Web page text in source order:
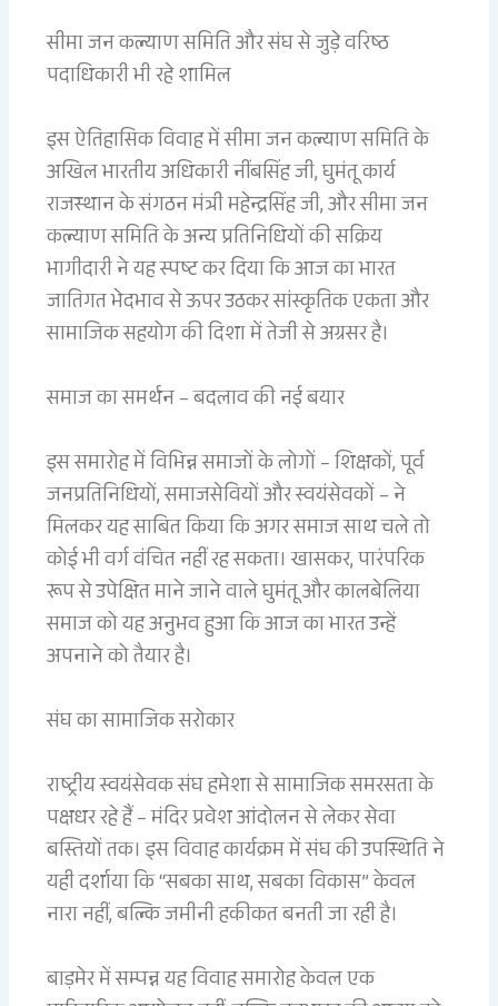
सीमा जन कल्याण समिति और संघ से जुड़े वरिष्ठ
पदाधिकारी भी रहे शामिल
इस ऐतिहासिक विवाह में सीमा जन कल्याण समिति के
अखिल भारतीय अधिकारी नींबसिंह जी, घुमंतू कार्य
राजस्थान के संगठन मंत्री महेन्द्रसिंह जी, और सीमा जन
कल्याण समिति के अन्य प्रतिनिधियों की सक्रिय
भागीदारी ने यह स्पष्ट कर दिया कि आज का भारत
जातिगत भेदभाव से ऊपर उठकर सांस्कृतिक एकता और
सामाजिक सहयोग की दिशा में तेजी से अग्रसर है।
समाज का समर्थन – बदलाव की नई बयार
इस समारोह में विभिन्न समाजों के लोगों – शिक्षकों, पूर्व
जनप्रतिनिधियों, समाजसेवियों और स्वयंसेवकों – ने
मिलकर यह साबित किया कि अगर समाज साथ चले तो
कोई भी वर्ग वंचित नहीं रह सकता। खासकर, पारंपरिक
रूप से उपेक्षित माने जाने वाले घुमंतू और कालबेलिया
समाज को यह अनुभव हुआ कि आज का भारत उन्हें
अपनाने को तैयार है।
संघ का सामाजिक सरोकार
राष्ट्रीय स्वयंसेवक संघ हमेशा से सामाजिक समरसता के
पक्षधर रहे हैं – मंदिर प्रवेश आंदोलन से लेकर सेवा
बस्तियों तक। इस विवाह कार्यक्रम में संघ की उपस्थिति ने
यही दर्शाया कि “सबका साथ, सबका विकास” केवल
नारा नहीं, बल्कि जमीनी हकीकत बनती जा रही है।
बाड़मेर में सम्पन्न यह विवाह समारोह केवल एक